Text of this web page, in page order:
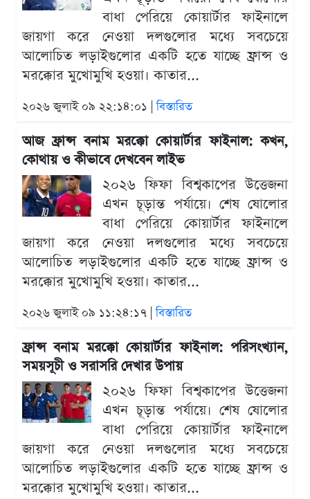
বাধা পেরিয়ে কোয়ার্টার ফাইনালে
জায়গা করে নেওয়া দলগুলোর মধ্যে সবচেয়ে
আলোচিত লড়াইগুলোর একটি হতে যাচ্ছে ফ্রান্স ও
মরক্কোর মুখোমুখি হওয়া। কাতার...
২০২৬ জুলাই ০৯ ২২:১৪:০১ |বিস্তারিত
আজ ফ্রান্স বনাম মরক্কো কোয়ার্টার ফাইনাল: কখন,
কোথায় ও কীভাবে দেখবেন লাইভ
২০২৬ ফিফা বিশ্বকাপের উত্তেজনা
এখন চূড়ান্ত পর্যায়ে। শেষ ষোলোর
বাধা পেরিয়ে কোয়ার্টার ফাইনালে
জায়গা করে নেওয়া দলগুলোর মধ্যে সবচেয়ে
আলোচিত লড়াইগুলোর একটি হতে যাচ্ছে ফ্রান্স ও
মরক্কোর মুখোমুখি হওয়া। কাতার...
২০২৬ জুলাই ০৯ ১১:২৪:১৭ |বিস্তারিত
ফ্রান্স বনাম মরক্কো কোয়ার্টার ফাইনাল: পরিসংখ্যান,
সময়সূচী ও সরাসরি দেখার উপায়
২০২৬ ফিফা বিশ্বকাপের উত্তেজনা
এখন চূড়ান্ত পর্যায়ে। শেষ ষোলোর
বাধা পেরিয়ে কোয়ার্টার ফাইনালে
জায়গা করে নেওয়া দলগুলোর মধ্যে সবচেয়ে
আলোচিত লড়াইগুলোর একটি হতে যাচ্ছে ফ্রান্স ও
মরক্কোর মুখোমুখি হওয়া। কাতার...